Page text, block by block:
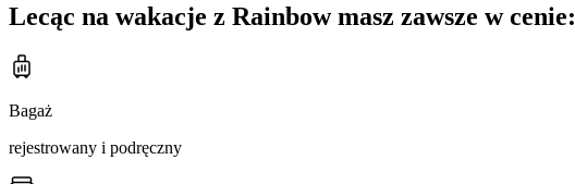
Lecąc na wakacje z Rainbow masz zawsze w cenie:
Bagaż
rejestrowany i podręczny